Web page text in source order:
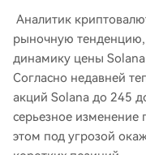
Аналитик
рыночную тенденцию,
динамику цены Solana
Согласно недавней
акций Solana до 245
серьезное
этом под угрозой